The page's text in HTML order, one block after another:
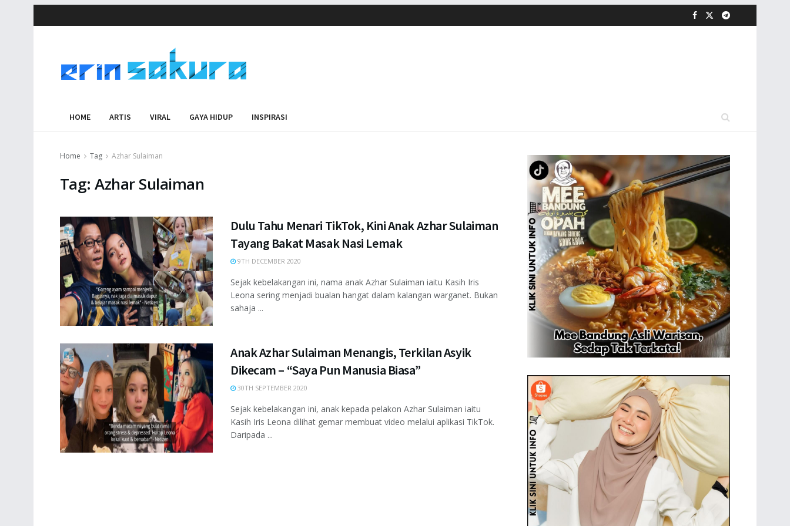
HOME ARTIS VIRAL GAYA HIDUP INSPIRASI
Home Tag Azhar Sulaiman
Tag:Azhar Sulaiman
Dulu Tahu Menari TikTok, Kini Anak Azhar Sulaiman
Tayang Bakat Masak Nasi Lemak
9TH DECEMBER 2020
Sejak kebelakangan ini, nama anak Azhar Sulaiman iaitu Kasih Iris
Leona sering menjadi bualan hangat dalam kalangan warganet. Bukan
sahaja ...
Anak Azhar Sulaiman Menangis, Terkilan Asyik
Dikecam – “Saya Pun Manusia Biasa”
30TH SEPTEMBER 2020
Sejak kebelakangan ini, anak kepada pelakon Azhar Sulaiman iaitu
Kasih Iris Leona dilihat gemar membuat video melalui aplikasi TikTok.
Daripada ...